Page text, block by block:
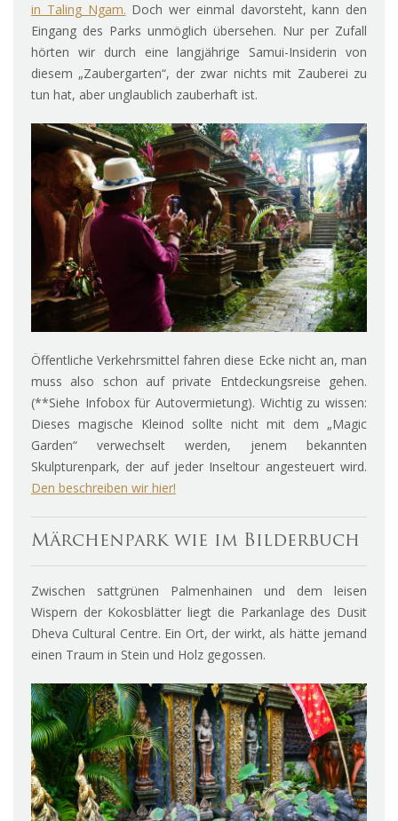
in Taling Ngam. Doch wer einmal davorsteht, kann den
Eingang des Parks unmöglich übersehen. Nur per Zufall
hörten wir durch eine langjährige Samui-Insiderin von
diesem „Zaubergarten“, der zwar nichts mit Zauberei zu
tun hat, aber unglaublich zauberhaft ist.
Öffentliche Verkehrsmittel fahren diese Ecke nicht an, man
muss also schon auf private Entdeckungsreise gehen.
(**Siehe Infobox für Autovermietung). Wichtig zu wissen:
Dieses magische Kleinod sollte nicht mit dem „Magic
Garden“ verwechselt werden, jenem bekannten
Skulpturenpark, der auf jeder Inseltour angesteuert wird.
Den beschreiben wir hier!
Märchenpark wie im Bilderbuch
Zwischen sattgrünen Palmenhainen und dem leisen
Wispern der Kokosblätter liegt die Parkanlage des Dusit
Dheva Cultural Centre. Ein Ort, der wirkt, als hätte jemand
einen Traum in Stein und Holz gegossen.